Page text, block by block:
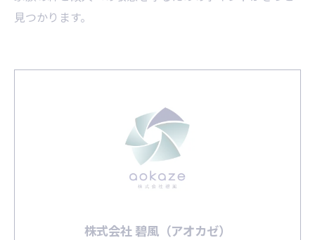
見つかります。
株式会社 碧風（アオカゼ）